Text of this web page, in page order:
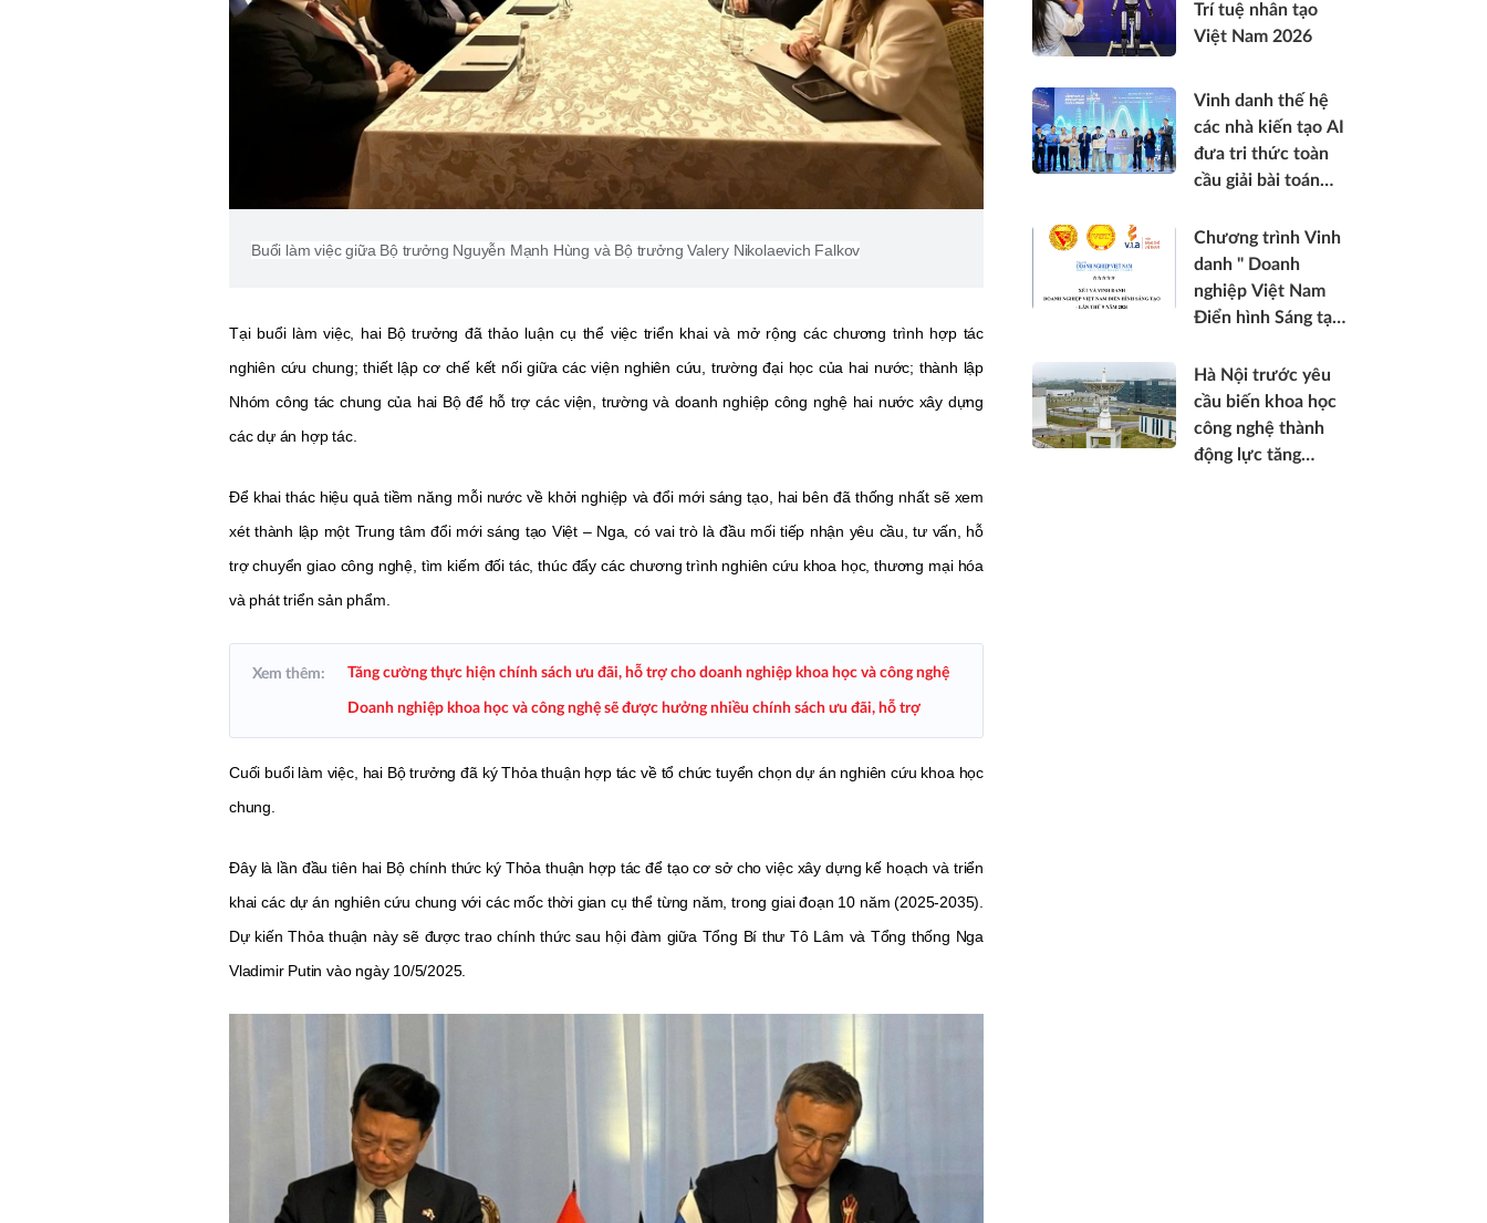
Buổi làm việc giữa Bộ trưởng Nguyễn Mạnh Hùng và Bộ trưởng Valery Nikolaevich Falkov
Tại buổi làm việc, hai Bộ trưởng đã thảo luận cụ thể việc triển khai và mở rộng các chương trình hợp tác
nghiên cứu chung; thiết lập cơ chế kết nối giữa các viện nghiên cứu, trường đại học của hai nước; thành lập
Nhóm công tác chung của hai Bộ để hỗ trợ các viện, trường và doanh nghiệp công nghệ hai nước xây dựng
các dự án hợp tác.
Để khai thác hiệu quả tiềm năng mỗi nước về khởi nghiệp và đổi mới sáng tạo, hai bên đã thống nhất sẽ xem
xét thành lập một Trung tâm đổi mới sáng tạo Việt – Nga, có vai trò là đầu mối tiếp nhận yêu cầu, tư vấn, hỗ
trợ chuyển giao công nghệ, tìm kiếm đối tác, thúc đẩy các chương trình nghiên cứu khoa học, thương mại hóa
và phát triển sản phẩm.
Xem thêm: Tăng cường thực hiện chính sách ưu đãi, hỗ trợ cho doanh nghiệp khoa học và công nghệ
Doanh nghiệp khoa học và công nghệ sẽ được hưởng nhiều chính sách ưu đãi, hỗ trợ
Cuối buổi làm việc, hai Bộ trưởng đã ký Thỏa thuận hợp tác về tổ chức tuyển chọn dự án nghiên cứu khoa học
chung.
Đây là lần đầu tiên hai Bộ chính thức ký Thỏa thuận hợp tác để tạo cơ sở cho việc xây dựng kế hoạch và triển
khai các dự án nghiên cứu chung với các mốc thời gian cụ thể từng năm, trong giai đoạn 10 năm (2025-2035).
Dự kiến Thỏa thuận này sẽ được trao chính thức sau hội đàm giữa Tổng Bí thư Tô Lâm và Tổng thống Nga
Vladimir Putin vào ngày 10/5/2025.
Trí tuệ nhân tạo
Việt Nam 2026
Vinh danh thế hệ
các nhà kiến tạo AI
đưa tri thức toàn
cầu giải bài toán
2026
Chương trình Vinh
danh " Doanh
nghiệp Việt Nam
Điển hình Sáng tạo
2026 "
Hà Nội trước yêu
cầu biến khoa học
công nghệ thành
động lực tăng